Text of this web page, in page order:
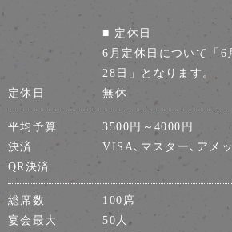
■ 定休日
6月定休日について「6
28日」となります。
定休日
無休
平均予算
3500円～4000円
決済
VISA､マスター､アメ
QR決済
総席数
100席
宴会最大
50人